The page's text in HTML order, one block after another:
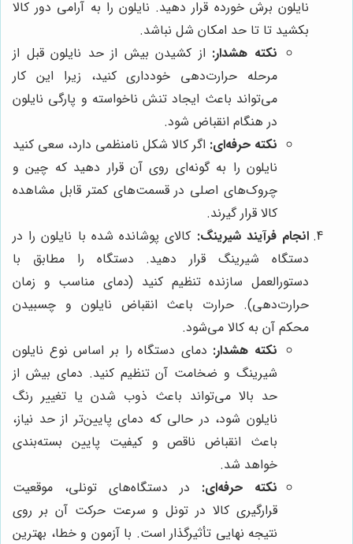
نایلون برش خورده قرار دهید. نایلون را به آرامی دور کالا
بکشید تا تا حد امکان شل نباشد.
نکته هشدار: از کشیدن بیش از حد نایلون قبل از
مرحله حرارت‌دهی خودداری کنید، زیرا این کار
می‌تواند باعث ایجاد تنش ناخواسته و پارگی نایلون
در هنگام انقباض شود.
نکته حرفه‌ای: اگر کالا شکل نامنظمی دارد، سعی کنید
نایلون را به گونه‌ای روی آن قرار دهید که چین و
چروک‌های اصلی در قسمت‌های کمتر قابل مشاهده
کالا قرار گیرند.
انجام فرآیند شیرینگ: کالای پوشانده شده با نایلون را در
دستگاه شیرینگ قرار دهید. دستگاه را مطابق با
دستورالعمل سازنده تنظیم کنید (دمای مناسب و زمان
حرارت‌دهی). حرارت باعث انقباض نایلون و چسبیدن
محکم آن به کالا می‌شود.
نکته هشدار: دمای دستگاه را بر اساس نوع نایلون
شیرینگ و ضخامت آن تنظیم کنید. دمای بیش از
حد بالا می‌تواند باعث ذوب شدن یا تغییر رنگ
نایلون شود، در حالی که دمای پایین‌تر از حد نیاز،
باعث انقباض ناقص و کیفیت پایین بسته‌بندی
خواهد شد.
نکته حرفه‌ای: در دستگاه‌های تونلی، موقعیت
قرارگیری کالا در تونل و سرعت حرکت آن بر روی
نتیجه نهایی تأثیرگذار است. با آزمون و خطا، بهترین